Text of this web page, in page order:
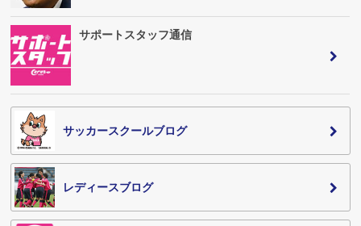
サポートスタッフ通信
サッカースクールブログ
レディースブログ